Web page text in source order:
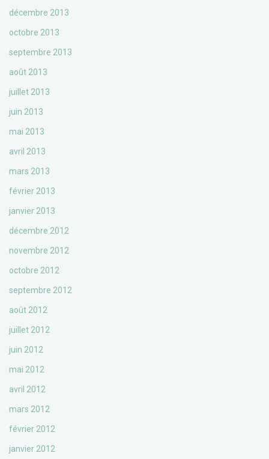
décembre 2013
octobre 2013
septembre 2013
août 2013
juillet 2013
juin 2013
mai 2013
avril 2013
mars 2013
février 2013
janvier 2013
décembre 2012
novembre 2012
octobre 2012
septembre 2012
août 2012
juillet 2012
juin 2012
mai 2012
avril 2012
mars 2012
février 2012
janvier 2012